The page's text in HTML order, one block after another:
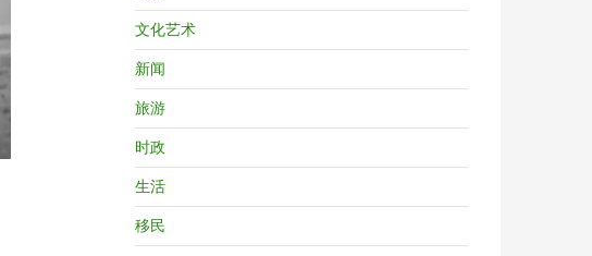
文化艺术
新闻
旅游
时政
生活
移民